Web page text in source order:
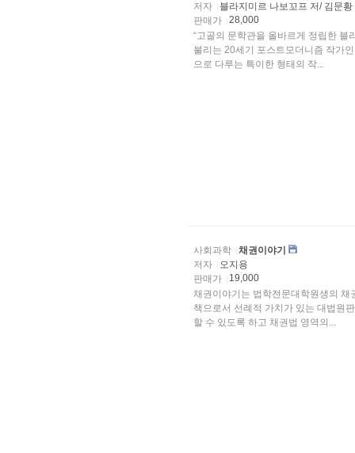
저자
블라지미르 나보꼬프 저/ 김문
판매가
28,000
“고골의 문학관을 올바르게 정립한 블
불리는 20세기 포스트모더니즘 작가
으로 다루는 특이한 형태의 작...
사회과학
채권이야기
저자
오지용
판매가
19,000
채권이야기는 법학전문대학원생의
책으로서 선례적 가치가 있는 대법원
할 수 있도록 하고 채권법 영역의...